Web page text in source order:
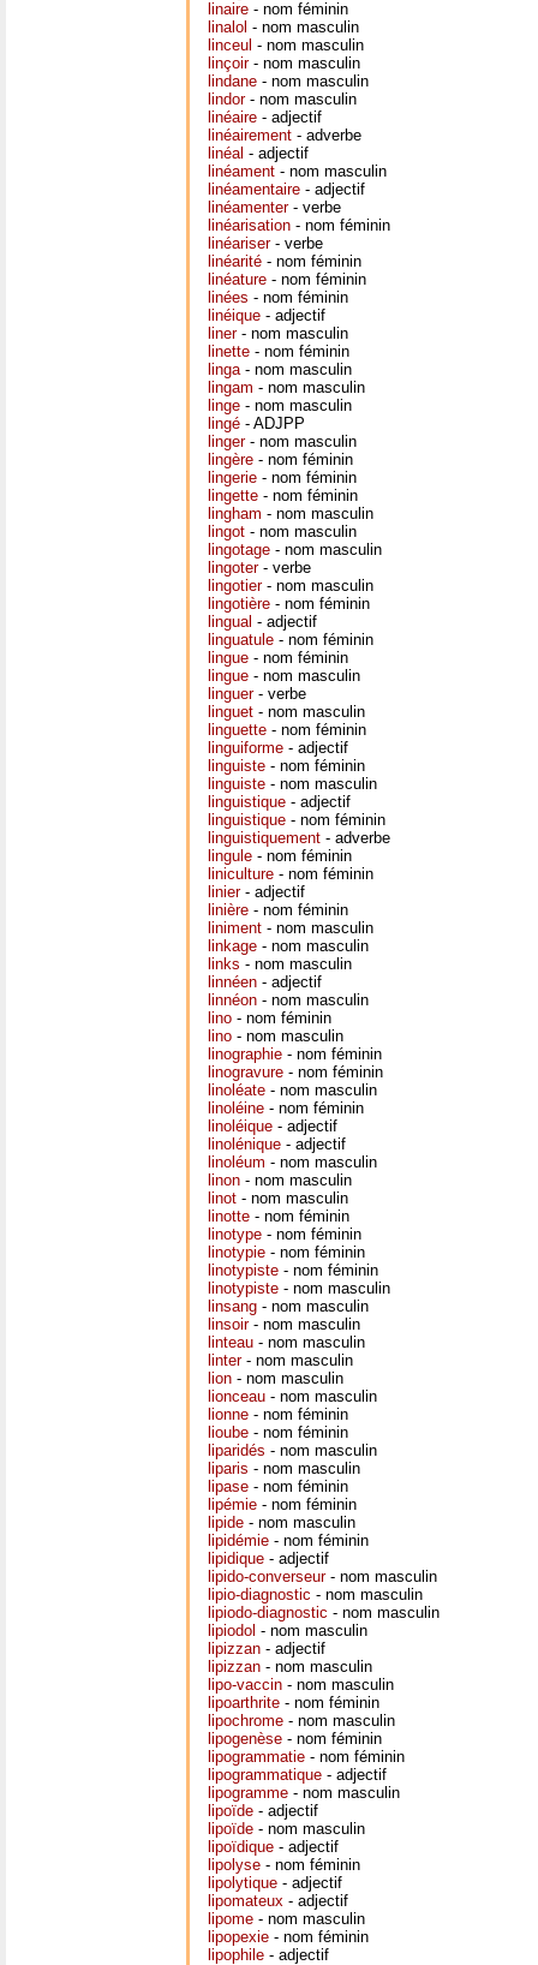
linaire - nom féminin
linalol - nom masculin
linceul - nom masculin
linçoir- nom masculin
lindane - nom masculin
lindor- nom masculin
linéaire - adjectif
linéairement - adverbe
linéal - adjectif
linéament - nom masculin
linéamentaire - adjectif
linéamenter- verbe
linéarisation - nom féminin
linéariser- verbe
linéarité - nom féminin
linéature - nom féminin
linées - nom féminin
linéique - adjectif
liner- nom masculin
linette - nom féminin
linga- nom masculin
lingam - nom masculin
linge - nom masculin
lingé - ADJPP
linger- nom masculin
lingère - nom féminin
lingerie - nom féminin
lingette - nom féminin
lingham - nom masculin
lingot - nom masculin
lingotage - nom masculin
lingoter- verbe
lingotier- nom masculin
lingotière - nom féminin
lingual - adjectif
linguatule - nom féminin
lingue - nom féminin
lingue - nom masculin
linguer- verbe
linguet - nom masculin
linguette - nom féminin
linguiforme - adjectif
linguiste - nom féminin
linguiste - nom masculin
linguistique - adjectif
linguistique - nom féminin
linguistiquement - adverbe
lingule - nom féminin
liniculture - nom féminin
linier- adjectif
linière - nom féminin
liniment - nom masculin
linkage - nom masculin
links - nom masculin
linnéen - adjectif
linnéon - nom masculin
lino - nom féminin
lino - nom masculin
linographie - nom féminin
linogravure - nom féminin
linoléate - nom masculin
linoléine - nom féminin
linoléique - adjectif
linolénique - adjectif
linoléum - nom masculin
linon - nom masculin
linot - nom masculin
linotte - nom féminin
linotype - nom féminin
linotypie - nom féminin
linotypiste - nom féminin
linotypiste - nom masculin
linsang - nom masculin
linsoir- nom masculin
linteau - nom masculin
linter- nom masculin
lion - nom masculin
lionceau - nom masculin
lionne - nom féminin
lioube - nom féminin
liparidés - nom masculin
liparis - nom masculin
lipase - nom féminin
lipémie - nom féminin
lipide - nom masculin
lipidémie - nom féminin
lipidique - adjectif
lipido-converseur- nom masculin
lipio-diagnostic - nom masculin
lipiodo-diagnostic - nom masculin
lipiodol - nom masculin
lipizzan - adjectif
lipizzan - nom masculin
lipo-vaccin - nom masculin
lipoarthrite - nom féminin
lipochrome - nom masculin
lipogenèse - nom féminin
lipogrammatie - nom féminin
lipogrammatique - adjectif
lipogramme - nom masculin
lipoïde - adjectif
lipoïde - nom masculin
lipoïdique - adjectif
lipolyse - nom féminin
lipolytique - adjectif
lipomateux - adjectif
lipome - nom masculin
lipopexie - nom féminin
lipophile - adjectif